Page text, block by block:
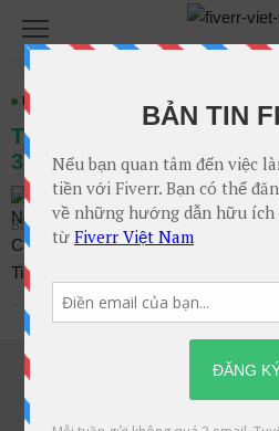
HƯỚNG DẪN SELLERS
Thời gian nhận tiền từ
3 trường hợp
Nguyễn Cao Tiến
3 Bình Luận
Bài viết trên
Th3. 11, 2019 tại 5:00 chiều